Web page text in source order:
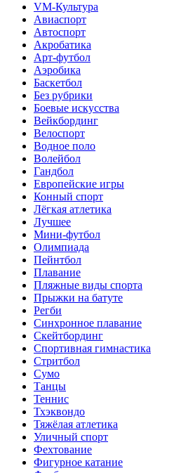
VM-Культура
Авиаспорт
Автоспорт
Акробатика
Арт-футбол
Аэробика
Баскетбол
Без рубрики
Боевые искусства
Вейкбординг
Велоспорт
Водное поло
Волейбол
Гандбол
Европейские игры
Конный спорт
Лёгкая атлетика
Лучшее
Мини-футбол
Олимпиада
Пейнтбол
Плавание
Пляжные виды спорта
Прыжки на батуте
Регби
Синхронное плавание
Скейтбординг
Спортивная гимнастика
Стритбол
Сумо
Танцы
Теннис
Тхэквондо
Тяжёлая атлетика
Уличный спорт
Фехтование
Фигурное катание